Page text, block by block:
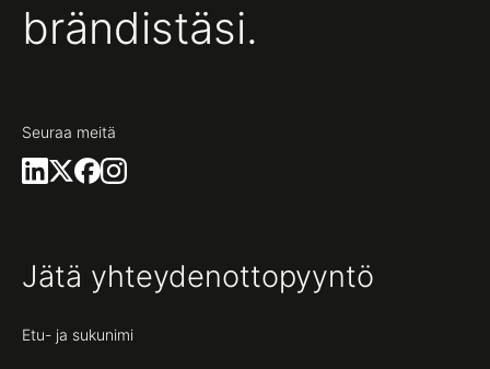
brändistäsi.
Seuraa meitä
Jätä yhteydenottopyyntö
Etu- ja sukunimi